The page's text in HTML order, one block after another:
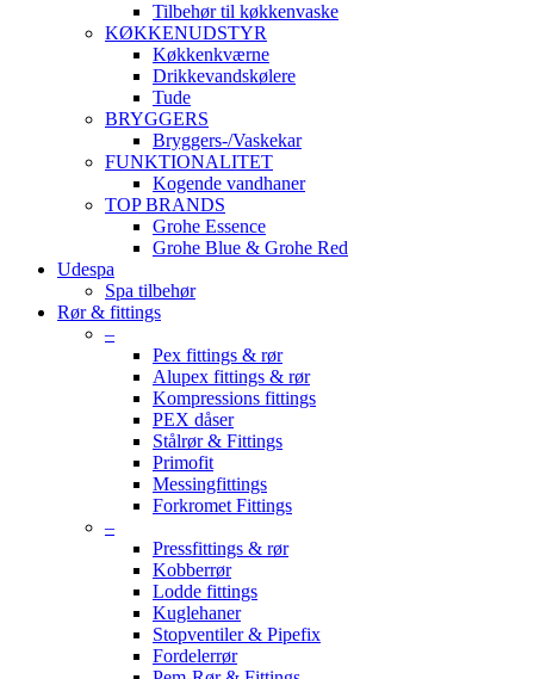
Tilbehør til køkkenvaske
KØKKENUDSTYR
Køkkenkværne
Drikkevandskølere
Tude
BRYGGERS
Bryggers-/Vaskekar
FUNKTIONALITET
Kogende vandhaner
TOP BRANDS
Grohe Essence
Grohe Blue & Grohe Red
Udespa
Spa tilbehør
Rør & fittings
–
Pex fittings & rør
Alupex fittings & rør
Kompressions fittings
PEX dåser
Stålrør & Fittings
Primofit
Messingfittings
Forkromet Fittings
–
Pressfittings & rør
Kobberrør
Lodde fittings
Kuglehaner
Stopventiler & Pipefix
Fordelerrør